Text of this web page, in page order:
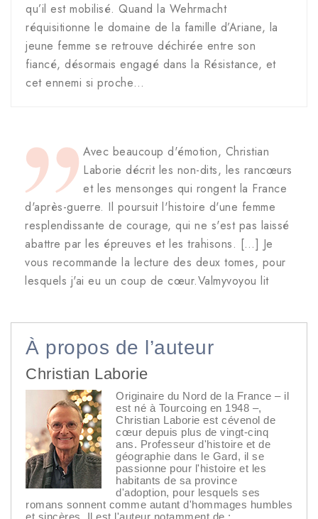
qu’il est mobilisé. Quand la Wehrmacht
réquisitionne le domaine de la famille d’Ariane, la
jeune femme se retrouve déchirée entre son
fiancé, désormais engagé dans la Résistance, et
cet ennemi si proche…
Avec beaucoup d'émotion, Christian
Laborie décrit les non-dits, les rancœurs
et les mensonges qui rongent la France
d'après-guerre. Il poursuit l'histoire d'une femme
resplendissante de courage, qui ne s'est pas laissé
abattre par les épreuves et les trahisons. […] Je
vous recommande la lecture des deux tomes, pour
lesquels j'ai eu un coup de cœur.Valmyvoyou lit
À propos de l’auteur
Christian Laborie
Originaire du Nord de la France – il
est né à Tourcoing en 1948 –,
Christian Laborie est cévenol de
cœur depuis plus de vingt-cinq
ans. Professeur d'histoire et de
géographie dans le Gard, il se
passionne pour l'histoire et les
habitants de sa province
d'adoption, pour lesquels ses
romans sonnent comme autant d'hommages humbles